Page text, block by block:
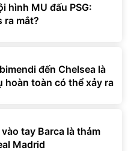
hình MU đấu PSG:
ra mắt?
đến Chelsea là
hoàn toàn có thể xảy ra
tay Barca là thảm
Madrid